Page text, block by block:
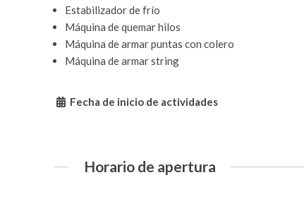
Estabilizador de frío
Máquina de quemar hilos
Máquina de armar puntas con colero
Máquina de armar string
Fecha de inicio de actividades
Horario de apertura